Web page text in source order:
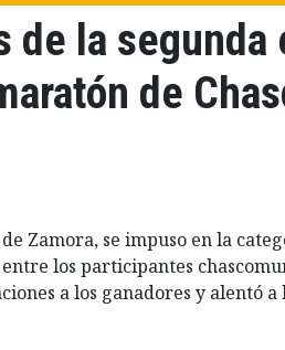
de la segunda
de
Zamora, se impuso en la
los participantes
a los ganadores y alentó